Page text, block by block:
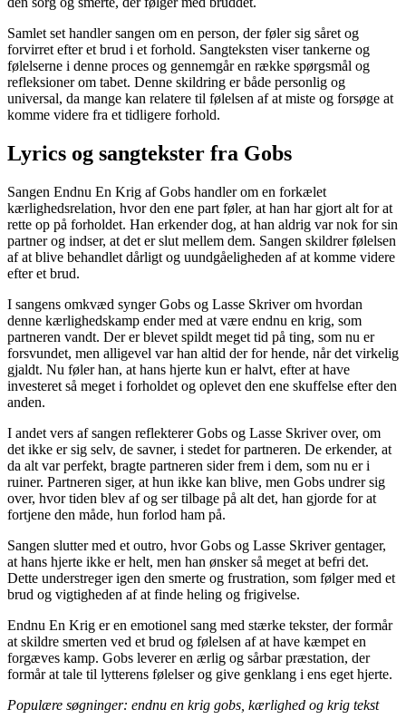
Samlet set handler sangen om en person, der føler sig såret og
forvirret efter et brud i et forhold. Sangteksten viser tankerne og
følelserne i denne proces og gennemgår en række spørgsmål og
refleksioner om tabet. Denne skildring er både personlig og
universal, da mange kan relatere til følelsen af at miste og forsøge at
komme videre fra et tidligere forhold.
Lyrics og sangtekster fra Gobs
Sangen Endnu En Krig af Gobs handler om en forkælet
kærlighedsrelation, hvor den ene part føler, at han har gjort alt for at
rette op på forholdet. Han erkender dog, at han aldrig var nok for sin
partner og indser, at det er slut mellem dem. Sangen skildrer følelsen
af at blive behandlet dårligt og uundgåeligheden af at komme videre
efter et brud.
I sangens omkvæd synger Gobs og Lasse Skriver om hvordan
denne kærlighedskamp ender med at være endnu en krig, som
partneren vandt. Der er blevet spildt meget tid på ting, som nu er
forsvundet, men alligevel var han altid der for hende, når det virkelig
gjaldt. Nu føler han, at hans hjerte kun er halvt, efter at have
investeret så meget i forholdet og oplevet den ene skuffelse efter den
anden.
I andet vers af sangen reflekterer Gobs og Lasse Skriver over, om
det ikke er sig selv, de savner, i stedet for partneren. De erkender, at
da alt var perfekt, bragte partneren sider frem i dem, som nu er i
ruiner. Partneren siger, at hun ikke kan blive, men Gobs undrer sig
over, hvor tiden blev af og ser tilbage på alt det, han gjorde for at
fortjene den måde, hun forlod ham på.
Sangen slutter med et outro, hvor Gobs og Lasse Skriver gentager,
at hans hjerte ikke er helt, men han ønsker så meget at befri det.
Dette understreger igen den smerte og frustration, som følger med et
brud og vigtigheden af at finde heling og frigivelse.
Endnu En Krig er en emotionel sang med stærke tekster, der formår
at skildre smerten ved et brud og følelsen af at have kæmpet en
forgæves kamp. Gobs leverer en ærlig og sårbar præstation, der
formår at tale til lytterens følelser og give genklang i ens eget hjerte.
Populære søgninger: endnu en krig gobs, kærlighed og krig tekst